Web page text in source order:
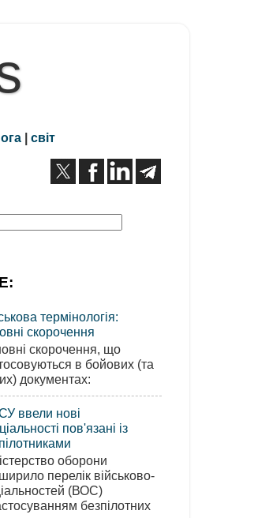
| світ
термінологія:
скорочення
скорочення, що
в бойових (та
документах:
ввели нові
пов'язані із
оборони
перелік військово-
(ВОС)
безпілотних